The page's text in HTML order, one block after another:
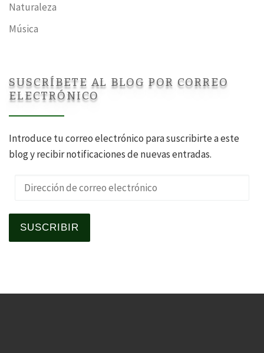
Naturaleza
Música
SUSCRÍBETE AL BLOG POR CORREO
ELECTRÓNICO
Introduce tu correo electrónico para suscribirte a este
blog y recibir notificaciones de nuevas entradas.
Dirección de correo electrónico
SUSCRIBIR